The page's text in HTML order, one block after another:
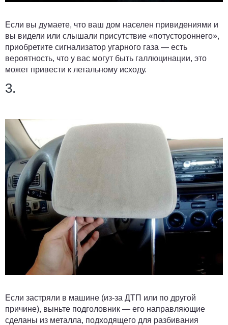
Если вы думаете, что ваш дом населен привидениями и
вы видели или слышали присутствие «потустороннего»,
приобретите сигнализатор угарного газа — есть
вероятность, что у вас могут быть галлюцинации, это
может привести к летальному исходу.
3.
Если застряли в машине (из-за ДТП или по другой
причине), выньте подголовник — его направляющие
сделаны из металла, подходящего для разбивания